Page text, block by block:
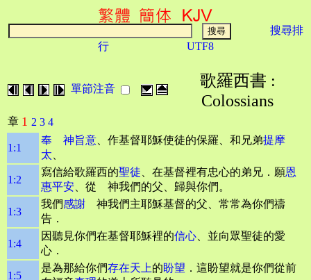
搜尋排
行
UTF8
單節注音
歌羅西書 :
Colossians
章 1 2 3 4
1:1
奉 神旨意 、作基督耶穌使徒的保羅、和兄弟提摩
太
1:2
寫信給歌羅西的聖徒 、在基督裡有忠心的弟兄．願恩
惠平安 、從 神我們的父、歸與你們。
1:3
我們感謝 神我們主耶穌基督的父、常常為你們禱
告．
1:4
因聽見你們在基督耶穌裡的信心 、並向眾聖徒的愛
心．
1:5
是為那給你們存在天上的盼望 ．這盼望就是你們從前